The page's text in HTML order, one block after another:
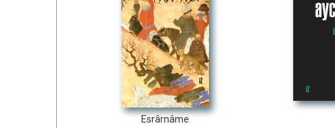
Esrârnâme